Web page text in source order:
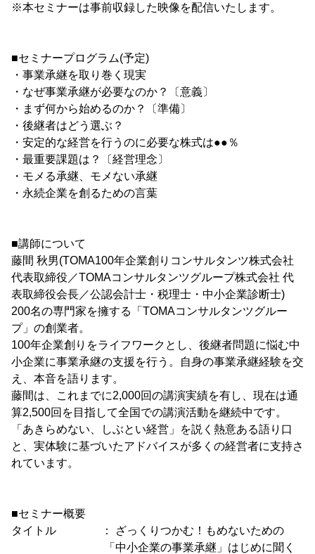
※本セミナーは事前収録した映像を配信いたします。
■セミナープログラム(予定)
・事業承継を取り巻く現実
・なぜ事業承継が必要なのか？〔意義〕
・まず何から始めるのか？〔準備〕
・後継者はどう選ぶ？
・安定的な経営を行うのに必要な株式は●●％
・最重要課題は？〔経営理念〕
・モメる承継、モメない承継
・永続企業を創るための言葉
■講師について
藤間 秋男(TOMA100年企業創りコンサルタンツ株式会社
代表取締役／TOMAコンサルタンツグループ株式会社 代
表取締役会長／公認会計士・税理士・中小企業診断士)
200名の専門家を擁する「TOMAコンサルタンツグルー
プ」の創業者。
100年企業創りをライフワークとし、後継者問題に悩む中
小企業に事業承継の支援を行う。自身の事業承継経験を交
え、本音を語ります。
藤間は、これまでに2,000回の講演実績を有し、現在は通
算2,500回を目指して全国での講演活動を継続中です。
「あきらめない、しぶとい経営」を説く熱意ある語り口
と、実体験に基づいたアドバイスが多くの経営者に支持さ
れています。
■セミナー概要
タイトル ： ざっくりつかむ！もめないための
「中小企業の事業承継」はじめに聞く